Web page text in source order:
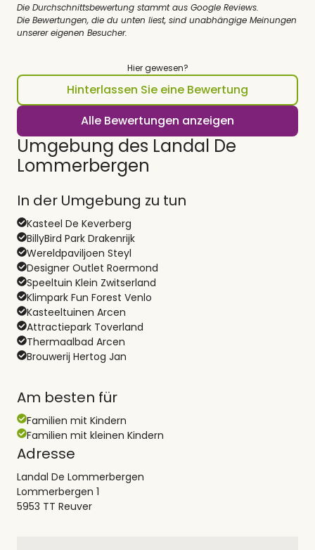
Die Durchschnittsbewertung stammt aus Google Reviews.
Die Bewertungen, die du unten liest, sind unabhängige Meinungen
unserer eigenen Besucher.
Hier gewesen?
Hinterlassen Sie eine Bewertung
Alle Bewertungen anzeigen
Umgebung des Landal De
Lommerbergen
In der Umgebung zu tun
Kasteel De Keverberg
BillyBird Park Drakenrijk
Wereldpaviljoen Steyl
Designer Outlet Roermond
Speeltuin Klein Zwitserland
Klimpark Fun Forest Venlo
Kasteeltuinen Arcen
Attractiepark Toverland
Thermaalbad Arcen
Brouwerij Hertog Jan
Am besten für
Familien mit Kindern
Familien mit kleinen Kindern
Adresse
Landal De Lommerbergen
Lommerbergen 1
5953 TT Reuver